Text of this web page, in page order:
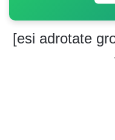
[esi adrotate